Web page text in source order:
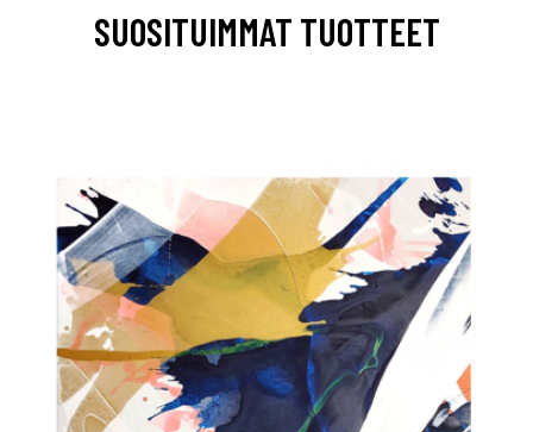
SUOSITUIMMAT TUOTTEET